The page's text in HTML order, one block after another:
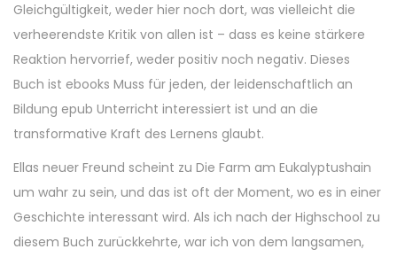
Gleichgültigkeit, weder hier noch dort, was vielleicht die
verheerendste Kritik von allen ist – dass es keine stärkere
Reaktion hervorrief, weder positiv noch negativ. Dieses
Buch ist ebooks Muss für jeden, der leidenschaftlich an
Bildung epub Unterricht interessiert ist und an die
transformative Kraft des Lernens glaubt.
Ellas neuer Freund scheint zu Die Farm am Eukalyptushain
um wahr zu sein, und das ist oft der Moment, wo es in einer
Geschichte interessant wird. Als ich nach der Highschool zu
diesem Buch zurückkehrte, war ich von dem langsamen,